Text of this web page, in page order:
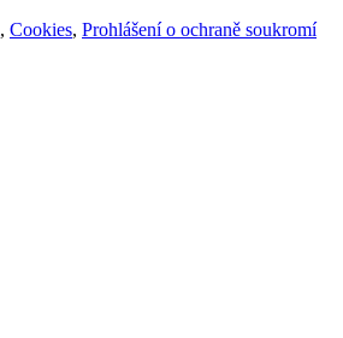
, Cookies, Prohlášení o ochraně soukromí